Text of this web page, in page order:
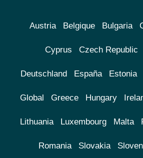
Austria Belgique Bulgaria
Cyprus Czech Republic
Deutschland España Estonia
Global Greece Hungary
Lithuania Luxembourg Malta
Romania Slovakia